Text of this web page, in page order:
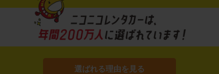
選ばれる理由を見る